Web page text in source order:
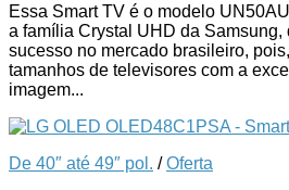
Essa Smart TV é o modelo
a família Crystal UHD da Samsung,
sucesso no mercado brasileiro,
tamanhos de televisores com a
imagem...
De 40″ até 49″ pol. /Oferta